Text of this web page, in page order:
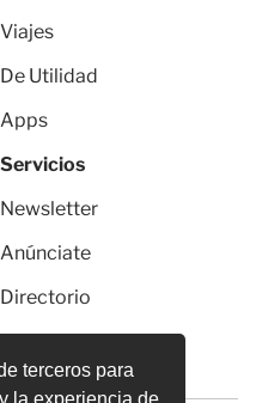
terceros para
la experiencia de
Viajes
De Utilidad
Apps
Servicios
Newsletter
Anúnciate
Directorio